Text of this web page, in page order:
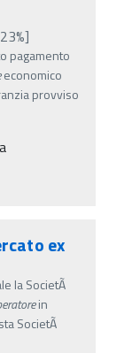
pagamento
economico
provviso
ex
la SocietÃ
in
SocietÃ